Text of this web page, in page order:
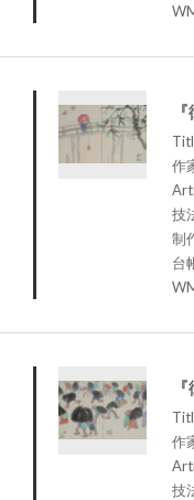
作
技
制
台
作
技